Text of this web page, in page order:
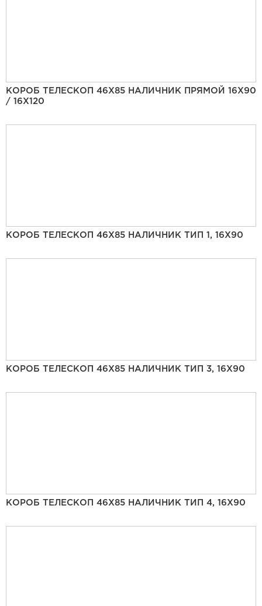
КОРОБ ТЕЛЕСКОП 46Х85 НАЛИЧНИК ПРЯМОЙ 16Х90
/ 16Х120
КОРОБ ТЕЛЕСКОП 46Х85 НАЛИЧНИК ТИП 1, 16Х90
КОРОБ ТЕЛЕСКОП 46Х85 НАЛИЧНИК ТИП 3, 16Х90
КОРОБ ТЕЛЕСКОП 46Х85 НАЛИЧНИК ТИП 4, 16Х90